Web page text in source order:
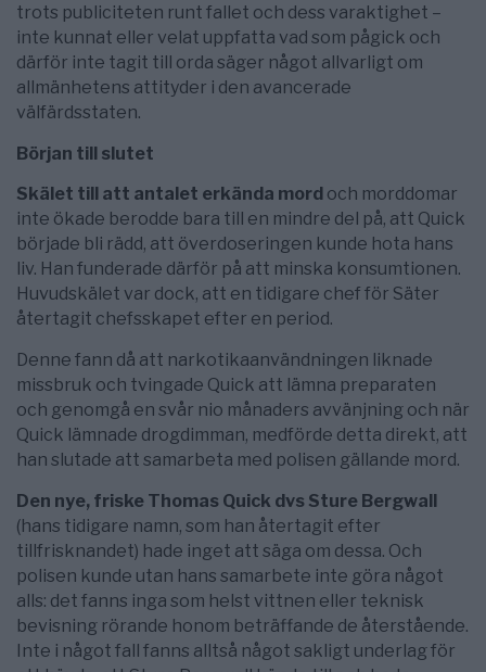
trots publiciteten runt fallet och dess varaktighet –
inte kunnat eller velat uppfatta vad som pågick och
därför inte tagit till orda säger något allvarligt om
allmänhetens attityder i den avancerade
välfärdsstaten.
Början till slutet
Skälet till att antalet erkända mord och morddomar
inte ökade berodde bara till en mindre del på, att Quick
började bli rädd, att överdoseringen kunde hota hans
liv. Han funderade därför på att minska konsumtionen.
Huvudskälet var dock, att en tidigare chef för Säter
återtagit chefsskapet efter en period.
Denne fann då att narkotikaanvändningen liknade
missbruk och tvingade Quick att lämna preparaten
och genomgå en svår nio månaders avvänjning och när
Quick lämnade drogdimman, medförde detta direkt, att
han slutade att samarbeta med polisen gällande mord.
Den nye, friske Thomas Quick dvs Sture Bergwall
(hans tidigare namn, som han återtagit efter
tillfrisknandet) hade inget att säga om dessa. Och
polisen kunde utan hans samarbete inte göra något
alls: det fanns inga som helst vittnen eller teknisk
bevisning rörande honom beträffande de återstående.
Inte i något fall fanns alltså något sakligt underlag för